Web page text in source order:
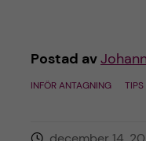
Postad av
INFÖR ANTAGNING